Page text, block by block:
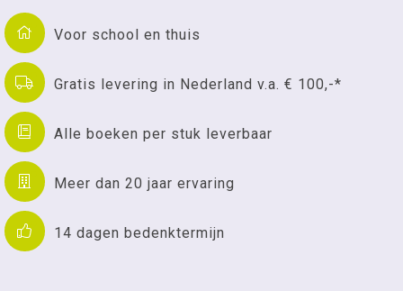
Voor school en thuis
Gratis levering in Nederland v.a. € 100,-*
Alle boeken per stuk leverbaar
Meer dan 20 jaar ervaring
14 dagen bedenktermijn